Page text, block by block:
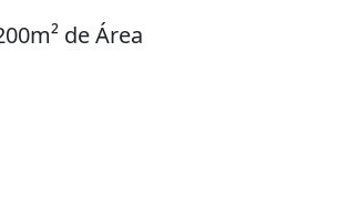
de Área